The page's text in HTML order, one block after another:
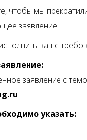
чтобы мы
заявление.
ваше
заявление с
указать: